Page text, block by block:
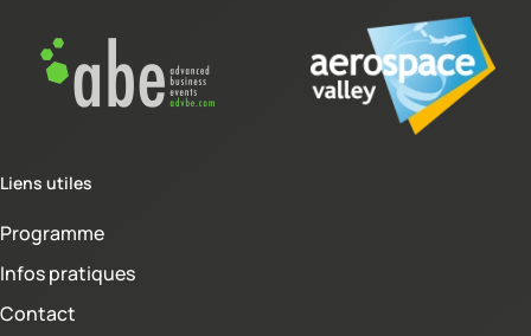
Liens utiles
Programme
Infos pratiques
Contact